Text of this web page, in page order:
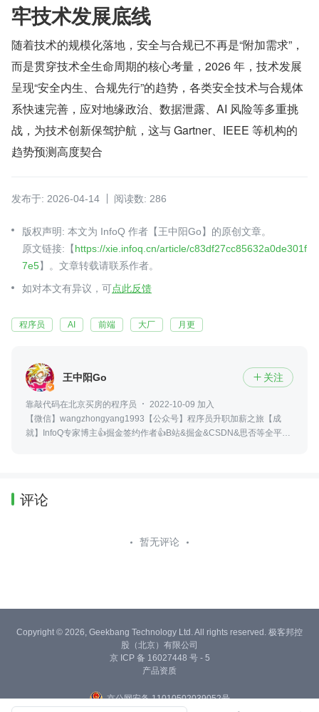
牢技术发展底线
随着技术的规模化落地，安全与合规已不再是“附加需求”，
而是贯穿技术全生命周期的核心考量，2026 年，技术发展
呈现“安全内生、合规先行”的趋势，各类安全技术与合规体
系快速完善，应对地缘政治、数据泄露、AI 风险等多重挑
战，为技术创新保驾护航，这与 Gartner、IEEE 等机构的
趋势预测高度契合
发布于: 2026-04-14 阅读数: 286
版权声明: 本文为 InfoQ 作者【王中阳Go】的原创文章。
原文链接:【https://xie.infoq.cn/article/c83df27cc85632a0de301f
7e5】。文章转载请联系作者。
如对本文有异议，可点此反馈
程序员 AI 前端 大厂 月更
王中阳Go  关注
靠敲代码在北京买房的程序员
2022-10-09 加入
【微信】wangzhongyang1993【公众号】程序员升职加薪之旅【成
就】InfoQ专家博主👍掘金签约作者👍B站&掘金&CSDN&思否等全平台
评论
暂无评论
Copyright © 2026, Geekbang Technology Ltd. All rights reserved. 极客邦控
股（北京）有限公司
京 ICP 备 16027448 号 - 5
产品资质
京公网安备 11010502039052号